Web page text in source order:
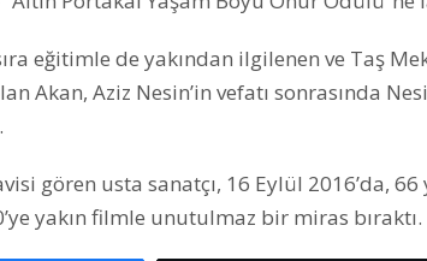
eğitimle de yakından ilgilenen ve Taş
Akan, Aziz Nesin’in vefatı sonrasında
gören usta sanatçı, 16 Eylül 2016’da, 66
yakın filmle unutulmaz bir miras bıraktı.